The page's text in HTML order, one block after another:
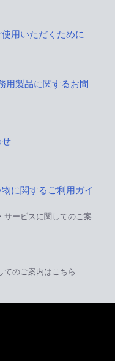
用いただくために
用製品に関するお問
に関するご利用ガイ
サービスに関してのご案
てのご案内はこちら